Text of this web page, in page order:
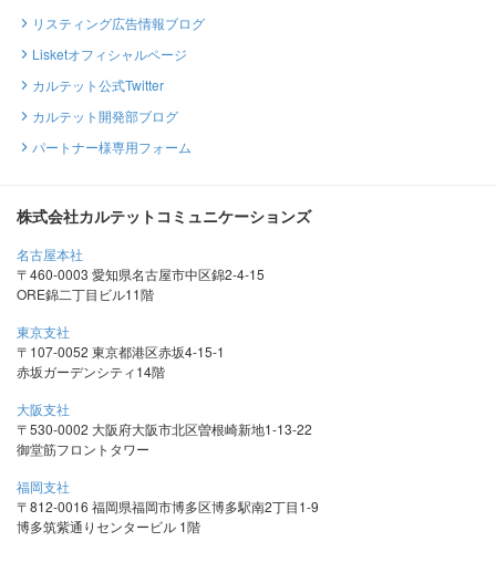
リスティング広告情報ブログ
Lisketオフィシャルページ
カルテット公式Twitter
カルテット開発部ブログ
パートナー様専用フォーム
株式会社カルテットコミュニケーションズ
名古屋本社
〒460-0003 愛知県名古屋市中区錦2-4-15
ORE錦二丁目ビル11階
東京支社
〒107-0052 東京都港区赤坂4-15-1
赤坂ガーデンシティ14階
大阪支社
〒530-0002 大阪府大阪市北区曽根崎新地1-13-22
御堂筋フロントタワー
福岡支社
〒812-0016 福岡県福岡市博多区博多駅南2丁目1-9
博多筑紫通りセンタービル 1階